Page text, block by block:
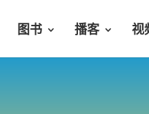
图书 播客 视